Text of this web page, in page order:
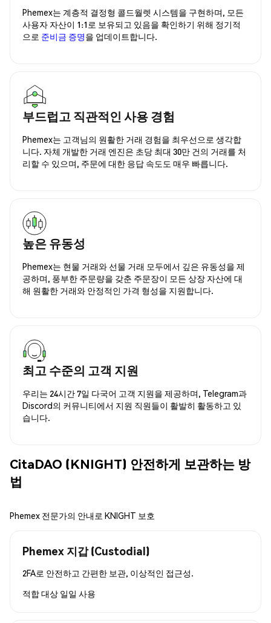
Phemex는 계층적 결정형 콜드월렛 시스템을 구현하며, 모든
사용자 자산이 1:1로 보유되고 있음을 확인하기 위해 정기적
으로 준비금 증명을 업데이트합니다.
부드럽고 직관적인 사용 경험
Phemex는 고객님의 원활한 거래 경험을 최우선으로 생각합
니다. 자체 개발한 거래 엔진은 초당 최대 30만 건의 거래를 처
리할 수 있으며, 주문에 대한 응답 속도도 매우 빠릅니다.
높은 유동성
Phemex는 현물 거래와 선물 거래 모두에서 깊은 유동성을 제
공하며, 풍부한 주문량을 갖춘 주문장이 모든 상장 자산에 대
해 원활한 거래와 안정적인 가격 형성을 지원합니다.
최고 수준의 고객 지원
우리는 24시간 7일 다국어 고객 지원을 제공하며, Telegram과
Discord의 커뮤니티에서 지원 직원들이 활발히 활동하고 있
습니다.
CitaDAO (KNIGHT) 안전하게 보관하는 방
법
Phemex 전문가의 안내로 KNIGHT 보호
Phemex 지갑 (Custodial)
2FA로 안전하고 간편한 보관, 이상적인 접근성.
적합 대상 일일 사용